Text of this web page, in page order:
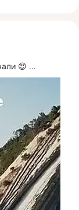
😍 ...